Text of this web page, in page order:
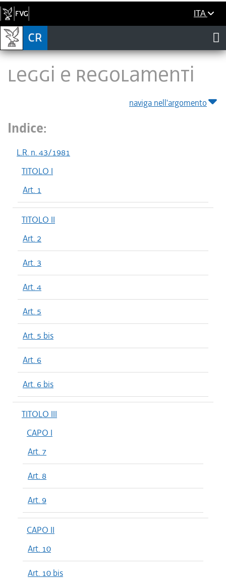
ITA
LEGGI E REGOLAMENTI
naviga nell'argomento
Indice:
L.R. n. 43/1981
TITOLO I
Art. 1
TITOLO II
Art. 2
Art. 3
Art. 4
Art. 5
Art. 5 bis
Art. 6
Art. 6 bis
TITOLO III
CAPO I
Art. 7
Art. 8
Art. 9
CAPO II
Art. 10
Art. 10 bis